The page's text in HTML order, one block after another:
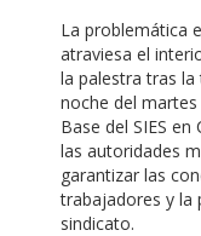
La problemática
atraviesa el
la palestra tras la
noche del
Base del SIES en
las autoridades
garantizar las
trabajadores y la
sindicato.